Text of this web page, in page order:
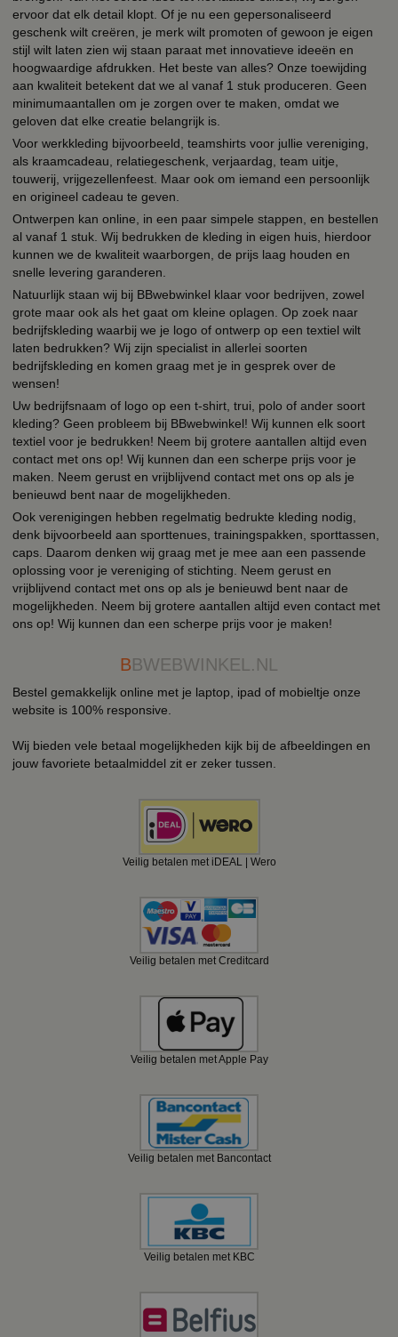
ervoor dat elk detail klopt. Of je nu een gepersonaliseerd
geschenk wilt creëren, je merk wilt promoten of gewoon je eigen
stijl wilt laten zien wij staan paraat met innovatieve ideeën en
hoogwaardige afdrukken. Het beste van alles? Onze toewijding
aan kwaliteit betekent dat we al vanaf 1 stuk produceren. Geen
minimumaantallen om je zorgen over te maken, omdat we
geloven dat elke creatie belangrijk is.
Voor werkkleding bijvoorbeeld, teamshirts voor jullie vereniging,
als kraamcadeau, relatiegeschenk, verjaardag, team uitje,
touwerij, vrijgezellenfeest. Maar ook om iemand een persoonlijk
en origineel cadeau te geven.
Ontwerpen kan online, in een paar simpele stappen, en bestellen
al vanaf 1 stuk. Wij bedrukken de kleding in eigen huis, hierdoor
kunnen we de kwaliteit waarborgen, de prijs laag houden en
snelle levering garanderen.
Natuurlijk staan wij bij BBwebwinkel klaar voor bedrijven, zowel
grote maar ook als het gaat om kleine oplagen. Op zoek naar
bedrijfskleding waarbij we je logo of ontwerp op een textiel wilt
laten bedrukken? Wij zijn specialist in allerlei soorten
bedrijfskleding en komen graag met je in gesprek over de
wensen!
Uw bedrijfsnaam of logo op een t-shirt, trui, polo of ander soort
kleding? Geen probleem bij BBwebwinkel! Wij kunnen elk soort
textiel voor je bedrukken! Neem bij grotere aantallen altijd even
contact met ons op! Wij kunnen dan een scherpe prijs voor je
maken. Neem gerust en vrijblijvend contact met ons op als je
benieuwd bent naar de mogelijkheden.
Ook verenigingen hebben regelmatig bedrukte kleding nodig,
denk bijvoorbeeld aan sporttenues, trainingspakken, sporttassen,
caps. Daarom denken wij graag met je mee aan een passende
oplossing voor je vereniging of stichting. Neem gerust en
vrijblijvend contact met ons op als je benieuwd bent naar de
mogelijkheden. Neem bij grotere aantallen altijd even contact met
ons op! Wij kunnen dan een scherpe prijs voor je maken!
BBWEBWINKEL.NL
Bestel gemakkelijk online met je laptop, ipad of mobieltje onze
website is 100% responsive.
Wij bieden vele betaal mogelijkheden kijk bij de afbeeldingen en
jouw favoriete betaalmiddel zit er zeker tussen.
Veilig betalen met iDEAL | Wero
Veilig betalen met Creditcard
Veilig betalen met Apple Pay
Veilig betalen met Bancontact
Veilig betalen met KBC